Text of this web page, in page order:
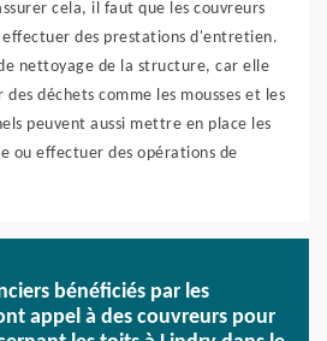
cela, il faut que les couvreurs
effectuer des prestations d'entretien.
nettoyage de la structure, car elle
déchets comme les mousses et les
peuvent aussi mettre en place les
ou effectuer des opérations de
bénéficiés par les
appel à des couvreurs pour